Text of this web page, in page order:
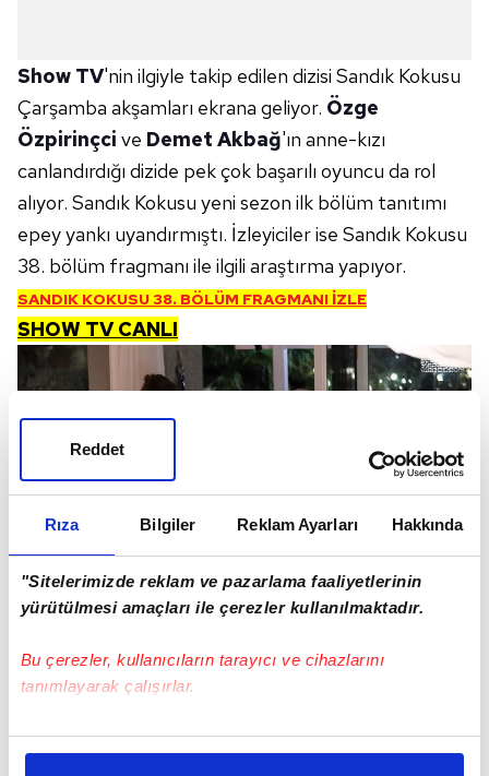
Rıza Bilgiler Reklam Ayarları Hakkında
"Sitelerimizde reklam ve pazarlama faaliyetlerinin
yürütülmesi amaçları ile çerezler kullanılmaktadır.
Bu çerezler, kullanıcıların tarayıcı ve cihazlarını
tanımlayarak çalışırlar.
Bu çerezlere izin vermeniz halinde sizlere özel
Reddet
Show TV'nin ilgiyle takip edilen dizisi Sandık Kokusu
Çarşamba akşamları ekrana geliyor. Özge
Özpirinçci ve Demet Akbağ'ın anne-kızı
canlandırdığı dizide pek çok başarılı oyuncu da rol
alıyor. Sandık Kokusu yeni sezon ilk bölüm tanıtımı
epey yankı uyandırmıştı. İzleyiciler ise Sandık Kokusu
38. bölüm fragmanı ile ilgili araştırma yapıyor.
SANDIK KOKUSU 38. BÖLÜM FRAGMANI İZLE
SHOW TV CANLI
SANDIK KOKUSU SON BÖLÜMDE NELER
OLDU?
onu utandırmamak için yeni gelmiş gibi yapar. Karsu,